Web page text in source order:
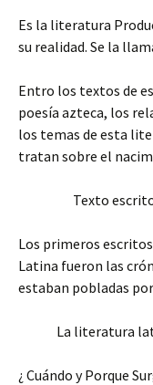
Es la literatura
su realidad. Se la
Entro los textos de
poesía azteca, los
los temas de esta
tratan sobre el
Texto escritos
Los primeros
Latina fueron las
estaban pobladas
La literatura
¿ Cuándo y Porque